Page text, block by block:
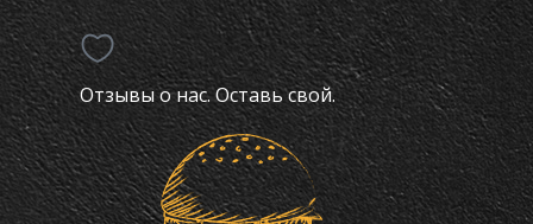
Отзывы о нас. Оставь свой.